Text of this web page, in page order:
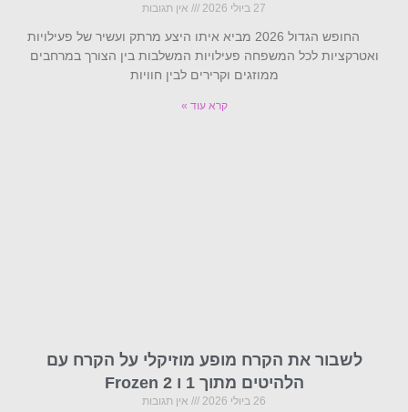
27 ביולי 2026 אין תגובות
החופש הגדול 2026 מביא איתו היצע מרתק ועשיר של פעילויות
ואטרקציות לכל המשפחה פעילויות המשלבות בין הצורך במרחבים
ממוזגים וקרירים לבין חוויות
קרא עוד »
לשבור את הקרח מופע מוזיקלי על הקרח עם
הלהיטים מתוך 1 ו Frozen 2
26 ביולי 2026 אין תגובות